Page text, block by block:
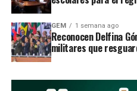
GEM 1 semana ago
Reconocen Delfina
militares que